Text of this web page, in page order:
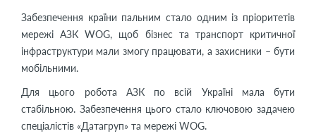
Забезпечення країни пальним стало одним із пріоритетів
мережі АЗК WOG, щоб бізнес та транспорт критичної
інфраструктури мали змогу працювати, а захисники – бути
мобільними.
Для цього робота АЗК по всій Україні мала бути
стабільною. Забезпечення цього стало ключовою задачею
спеціалістів «Датагруп» та мережі WOG.